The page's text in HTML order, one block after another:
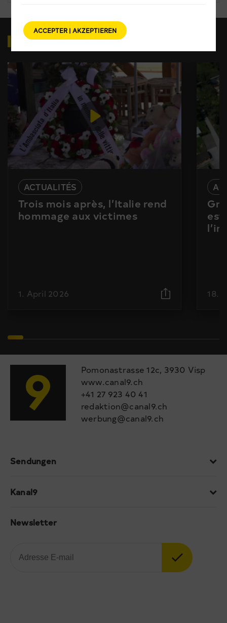
VIDEOSZUM THEMA
ACTUALITÉS
Trois mois après, l’Italie rend
hommage aux victimes
1. April 2026
est
18.
Pomonastrasse 12c, 3930 Visp
www.canal9.ch
+41 27 923 40 41
redaktion@canal9.ch
werbung@canal9.ch
Sendungen
Kanal9
Newsletter
ACCEPTER | AKZEPTIEREN